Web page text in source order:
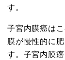
す。
子宮内膜癌は
膜が慢性的に
す。子宮内膜